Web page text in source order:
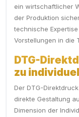
ein wirtschaftlicher
der Produktion
technische
Vorstellungen in die
DTG-
zu
Der DTG-
direkte Gestaltung
Dimension der